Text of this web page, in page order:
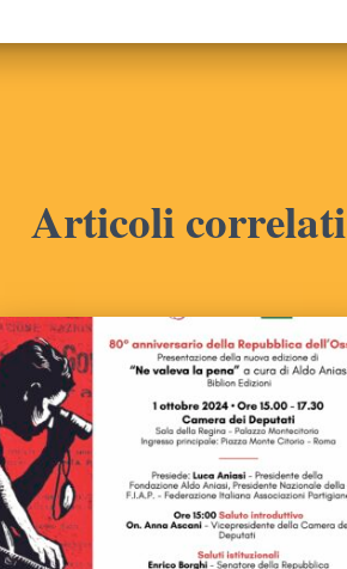
Articoli correlati